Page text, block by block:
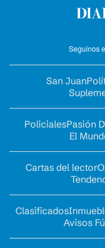
Seguinos
San Juan
PolicialesPasión
El
Cartas del lector
Clasificados
Avisos